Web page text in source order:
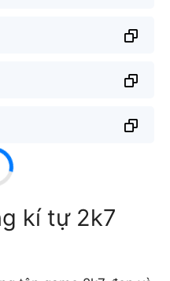
kí tự 2k7